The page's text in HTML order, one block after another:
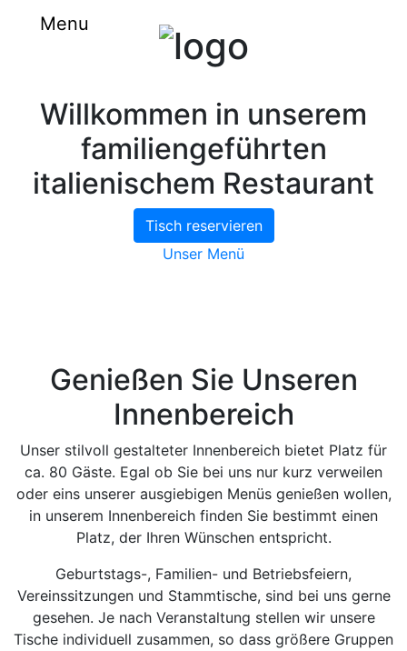
Menu
Willkommen in unserem
familiengeführten
italienischem Restaurant
Tisch reservieren
Unser Menü
Genießen Sie Unseren
Innenbereich
Unser stilvoll gestalteter Innenbereich bietet Platz für
ca. 80 Gäste. Egal ob Sie bei uns nur kurz verweilen
oder eins unserer ausgiebigen Menüs genießen wollen,
in unserem Innenbereich finden Sie bestimmt einen
Platz, der Ihren Wünschen entspricht.
Geburtstags-, Familien- und Betriebsfeiern,
Vereinssitzungen und Stammtische, sind bei uns gerne
gesehen. Je nach Veranstaltung stellen wir unsere
Tische individuell zusammen, so dass größere Gruppen